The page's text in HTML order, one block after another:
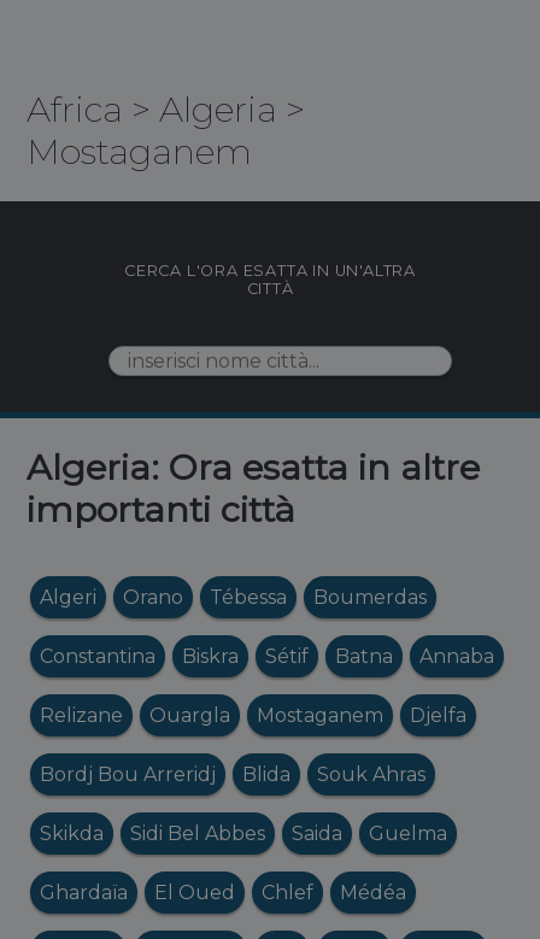
Africa > Algeria >
Mostaganem
CERCA L'ORA ESATTA IN UN'ALTRA
CITTÀ
Algeria: Ora esatta in altre
importanti città
Algeri Orano Tébessa Boumerdas
Constantina Biskra Sétif Batna Annaba
Relizane Ouargla Mostaganem Djelfa
Bordj Bou Arreridj Blida Souk Ahras
Skikda Sidi Bel Abbes Saida Guelma
Ghardaïa El Oued Chlef Médéa